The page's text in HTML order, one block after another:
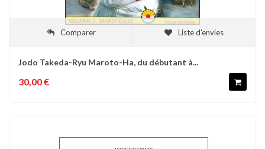
Comparer Liste d'envies
Jodo Takeda-Ryu Maroto-Ha, du débutant à...
30,00 €